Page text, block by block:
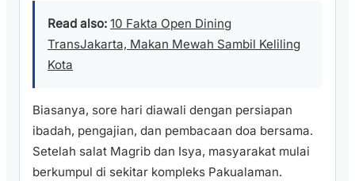
Read also: 10 Fakta Open Dining
TransJakarta, Makan Mewah Sambil Keliling
Kota
Biasanya, sore hari diawali dengan persiapan
ibadah, pengajian, dan pembacaan doa bersama.
Setelah salat Magrib dan Isya, masyarakat mulai
berkumpul di sekitar kompleks Pakualaman.